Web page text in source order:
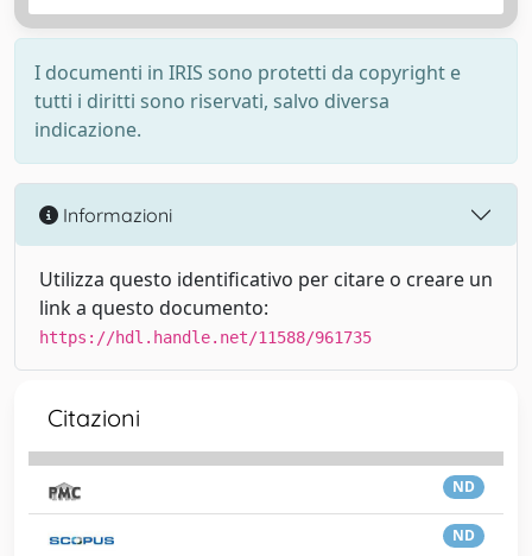
I documenti in IRIS sono protetti da copyright e
tutti i diritti sono riservati, salvo diversa
indicazione.
Informazioni
Utilizza questo identificativo per citare o creare un
link a questo documento:
https://hdl.handle.net/11588/961735
Citazioni
ND
ND